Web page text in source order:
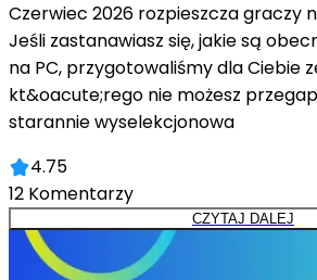
Czerwiec 2026 rozpieszcza graczy
Jeśli zastanawiasz się, jakie są
na PC, przygotowaliśmy dla Ciebie
kt&oacute;rego nie możesz
starannie wyselekcjonowa
4.75
12 Komentarzy
CZYTAJ DALEJ